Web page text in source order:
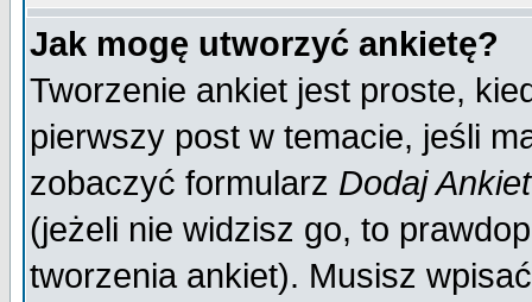
Jak mogę utworzyć ankietę?
Tworzenie ankiet jest proste,
pierwszy post w temacie, jeśli
zobaczyć formularz Dodaj
(jeżeli nie widzisz go, to
tworzenia ankiet). Musisz